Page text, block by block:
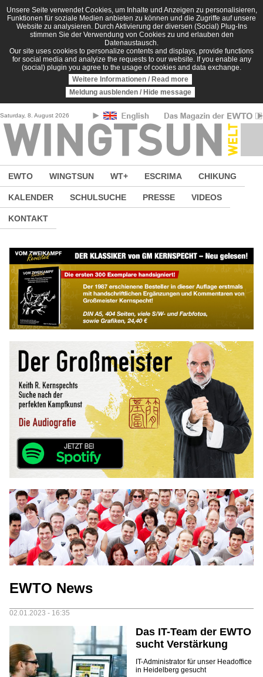
Direkt zum Inhalt
Unsere Seite verwendet Cookies, um Inhalte und Anzeigen zu personalisieren,
Funktionen für soziale Medien anbieten zu können und die Zugriffe auf unsere
Website zu analysieren. Durch Aktivierung der diversen (Social) Plug-Ins
stimmen Sie der Verwendung von Cookies zu und erlauben den
Datenaustausch.
Our site uses cookies to personalize contents and displays, provide functions
for social media and analyize the requests to our website. If you enable any
(social) plugin you agree to the usage of cookies and data exchange.
Weitere Informationen / Read more
Meldung ausblenden / Hide message
Saturday, 8. August 2026
EWTO WINGTSUN WT+ ESCRIMA CHIKUNG
KALENDER SCHULSUCHE PRESSE VIDEOS
KONTAKT
EWTO News
02.01.2023 - 16:35
Das IT-Team der EWTO
sucht Verstärkung
IT-Administrator für unser Headoffice
in Heidelberg gesucht